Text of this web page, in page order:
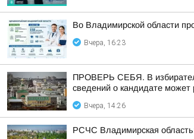
Во Владимирской области
Вчера, 16:23
ПРОВЕРЬ СЕБЯ. В
сведений о кандидате может
Вчера, 14:26
РСЧС Владимирская